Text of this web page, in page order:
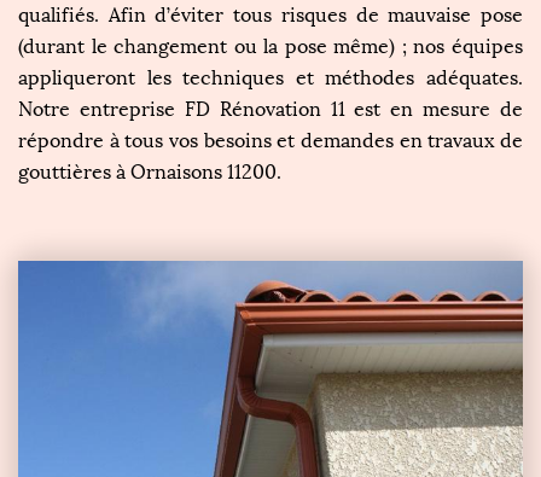
qualifiés. Afin d’éviter tous risques de mauvaise pose
(durant le changement ou la pose même) ; nos équipes
appliqueront les techniques et méthodes adéquates.
Notre entreprise FD Rénovation 11 est en mesure de
répondre à tous vos besoins et demandes en travaux de
gouttières à Ornaisons 11200.